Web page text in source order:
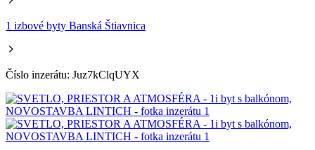
1 izbové byty Banská Štiavnica
Číslo inzerátu: Juz7kClqUYX